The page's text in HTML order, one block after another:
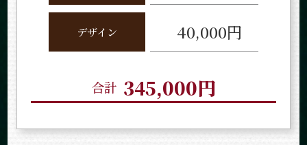
デザイン 40,000円
合計 345,000円